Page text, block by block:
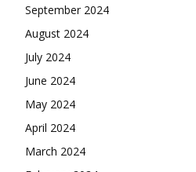
September 2024
August 2024
July 2024
June 2024
May 2024
April 2024
March 2024